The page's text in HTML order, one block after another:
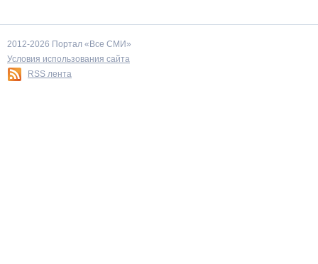
2012-2026 Портал «Все СМИ»
Условия использования сайта
RSS лента